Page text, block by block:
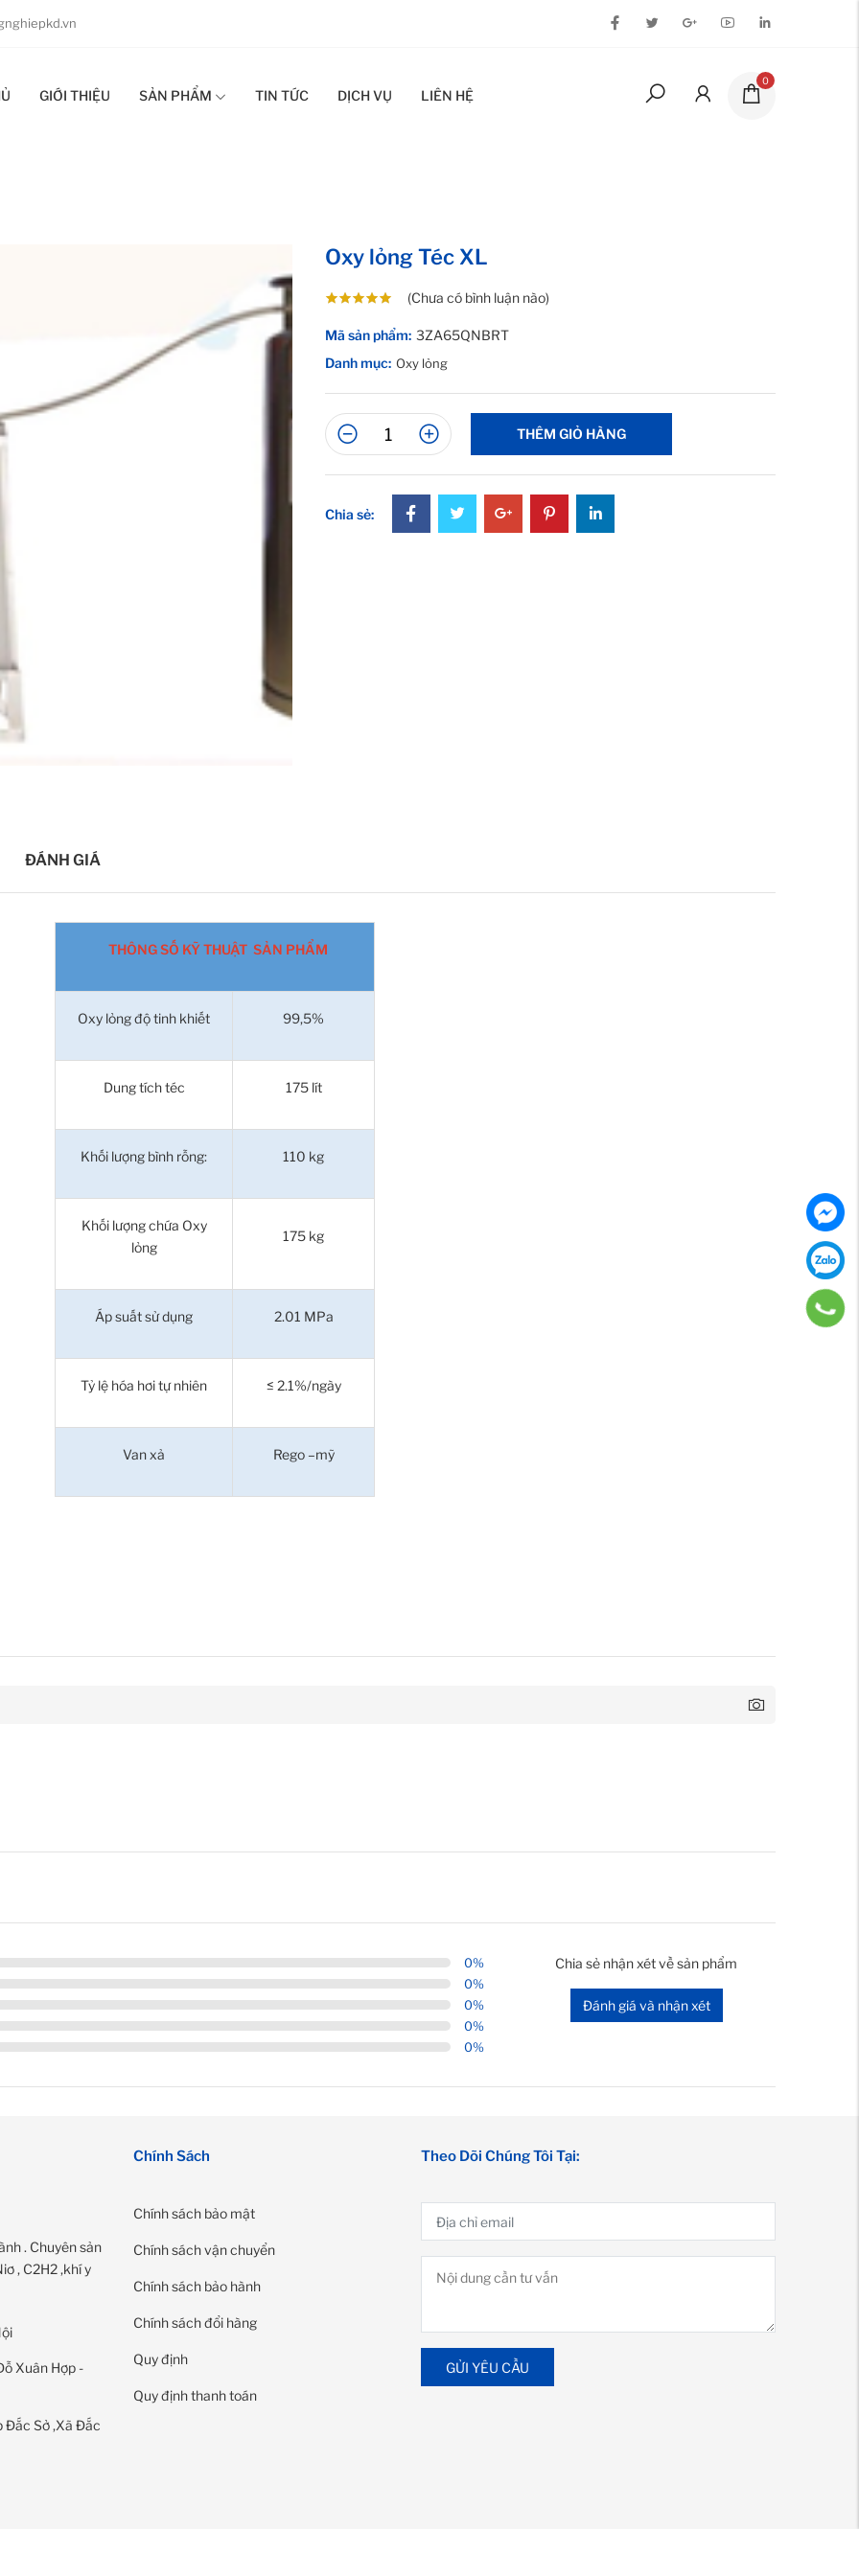
GIỚI THIỆU SẢN PHẨM TIN TỨC DỊCH VỤ LIÊN HỆ
0
Oxy lỏng Téc XL
(Chưa có bình luận nào)
Mã sản phẩm: 3ZA65QNBRT
Danh mục: Oxy lỏng
THÊM GIỎ HÀNG
Chia sẻ:
ĐÁNH GIÁ
THÔNG SỐ KỸ THUẬT SẢN PHẨM
Oxy lỏng độ tinh khiết 99,5%
Dung tích téc 175 lít
Khối lượng bình rỗng: 110 kg
Khối lượng chứa Oxy
lỏng
175 kg
Áp suất sử dụng 2.01 MPa
Tỷ lệ hóa hơi tự nhiên ≤ 2.1%/ngày
Van xả Rego –mỹ
0%
0%
0%
0%
0%
Chia sẻ nhận xét về sản phẩm
Đánh giá và nhận xét
. Chuyên sản
, C2H2 ,khí y
Xuân Hợp -
Đắc Sở ,Xã Đắc
Chính Sách
Chính sách bảo mật
Chính sách vận chuyển
Chính sách bảo hành
Chính sách đổi hàng
Quy định
Quy định thanh toán
Theo Dõi Chúng Tôi Tại:
GỬI YÊU CẦU